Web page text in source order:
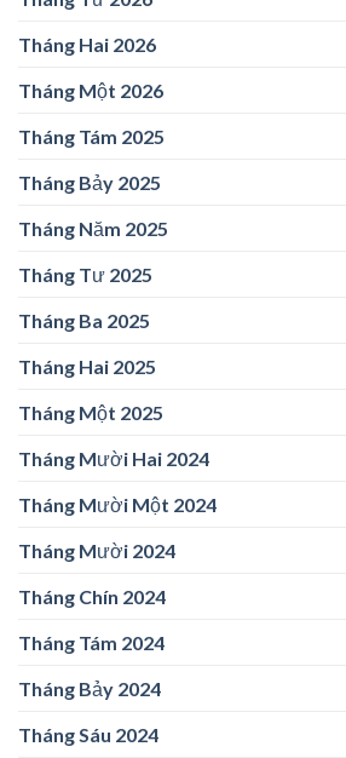
Tháng Hai 2026
Tháng Một 2026
Tháng Tám 2025
Tháng Bảy 2025
Tháng Năm 2025
Tháng Tư 2025
Tháng Ba 2025
Tháng Hai 2025
Tháng Một 2025
Tháng Mười Hai 2024
Tháng Mười Một 2024
Tháng Mười 2024
Tháng Chín 2024
Tháng Tám 2024
Tháng Bảy 2024
Tháng Sáu 2024